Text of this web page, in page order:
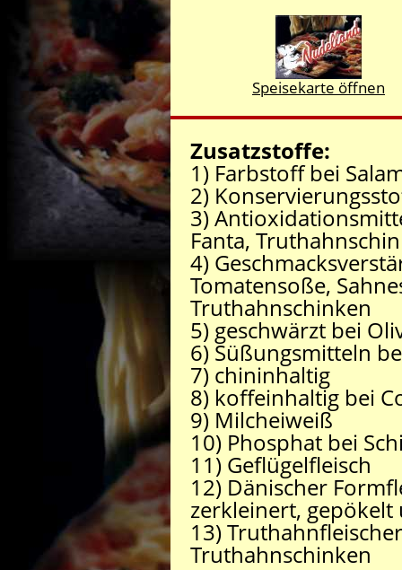
Speisekarte öffnen
Zusatzstoffe:
1) Farbstoff bei
2)
3)
Fanta,
4)
Tomatensoße,
Truthahnschinken
5) geschwärzt bei
6) Süßungsmitteln
7) chininhaltig
8) koffeinhaltig bei
9) Milcheiweiß
10) Phosphat bei
11) Geflügelfleisch
12) Dänischer
zerkleinert,
13)
Truthahnschinken